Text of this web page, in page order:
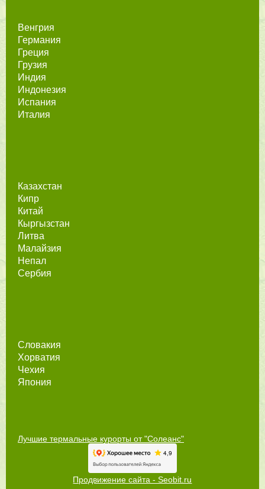
Венгрия
Германия
Греция
Грузия
Индия
Индонезия
Испания
Италия
Казахстан
Кипр
Китай
Кыргызстан
Литва
Малайзия
Непал
Сербия
Словакия
Хорватия
Чехия
Япония
Лучшие термальные курорты от "Солеанс"
Продвижение сайта - Seobit.ru